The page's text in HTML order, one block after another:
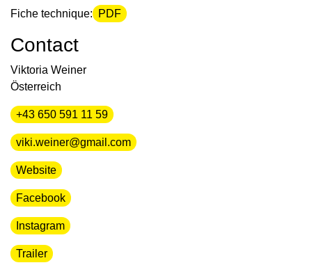
Fiche technique: PDF
Contact
Viktoria Weiner
Österreich
+43 650 591 11 59
viki.weiner@gmail.com
Website
Facebook
Instagram
Trailer